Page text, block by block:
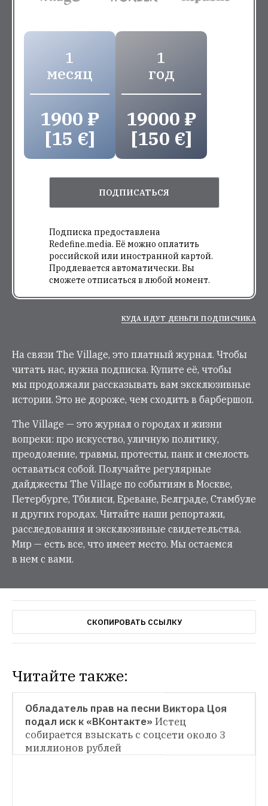
1
месяц
1900 ₽
[15 €]
1
год
19000 ₽
[150 €]
ПОДПИСАТЬСЯ
Подписка предоставлена
Redefine.media. Её можно оплатить
российской или иностранной картой.
Продлевается автоматически. Вы
сможете отписаться в любой момент.
КУДА ИДУТ ДЕНЬГИ ПОДПИСЧИКА
На связи The Village, это платный журнал. Чтобы
читать нас, нужна подписка. Купите её, чтобы
мы продолжали рассказывать вам эксклюзивные
истории. Это не дороже, чем сходить в барбершоп.
The Village — это журнал о городах и жизни
вопреки: про искусство, уличную политику,
преодоление, травмы, протесты, панк и смелость
оставаться собой. Получайте регулярные
дайджесты The Village по событиям в Москве,
Петербурге, Тбилиси, Ереване, Белграде, Стамбуле
и других городах. Читайте наши репортажи,
расследования и эксклюзивные свидетельства.
Мир — есть все, что имеет место. Мы остаемся
в нем с вами.
СКОПИРОВАТЬ ССЫЛКУ
Читайте также:
НОВОСТИ
Электронное правительство переведут на
НОВОСТИ
Обладатель прав на песни Виктора Цоя
подал иск к «ВКонтакте» Истец
собирается взыскать с соцсети около 3